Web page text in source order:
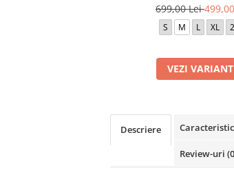
699,00 Lei
S M L XL
VEZI
Descriere
Review-uri